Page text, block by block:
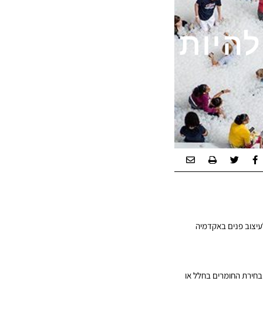
פנים באקדמיה
החומרים בחלל או